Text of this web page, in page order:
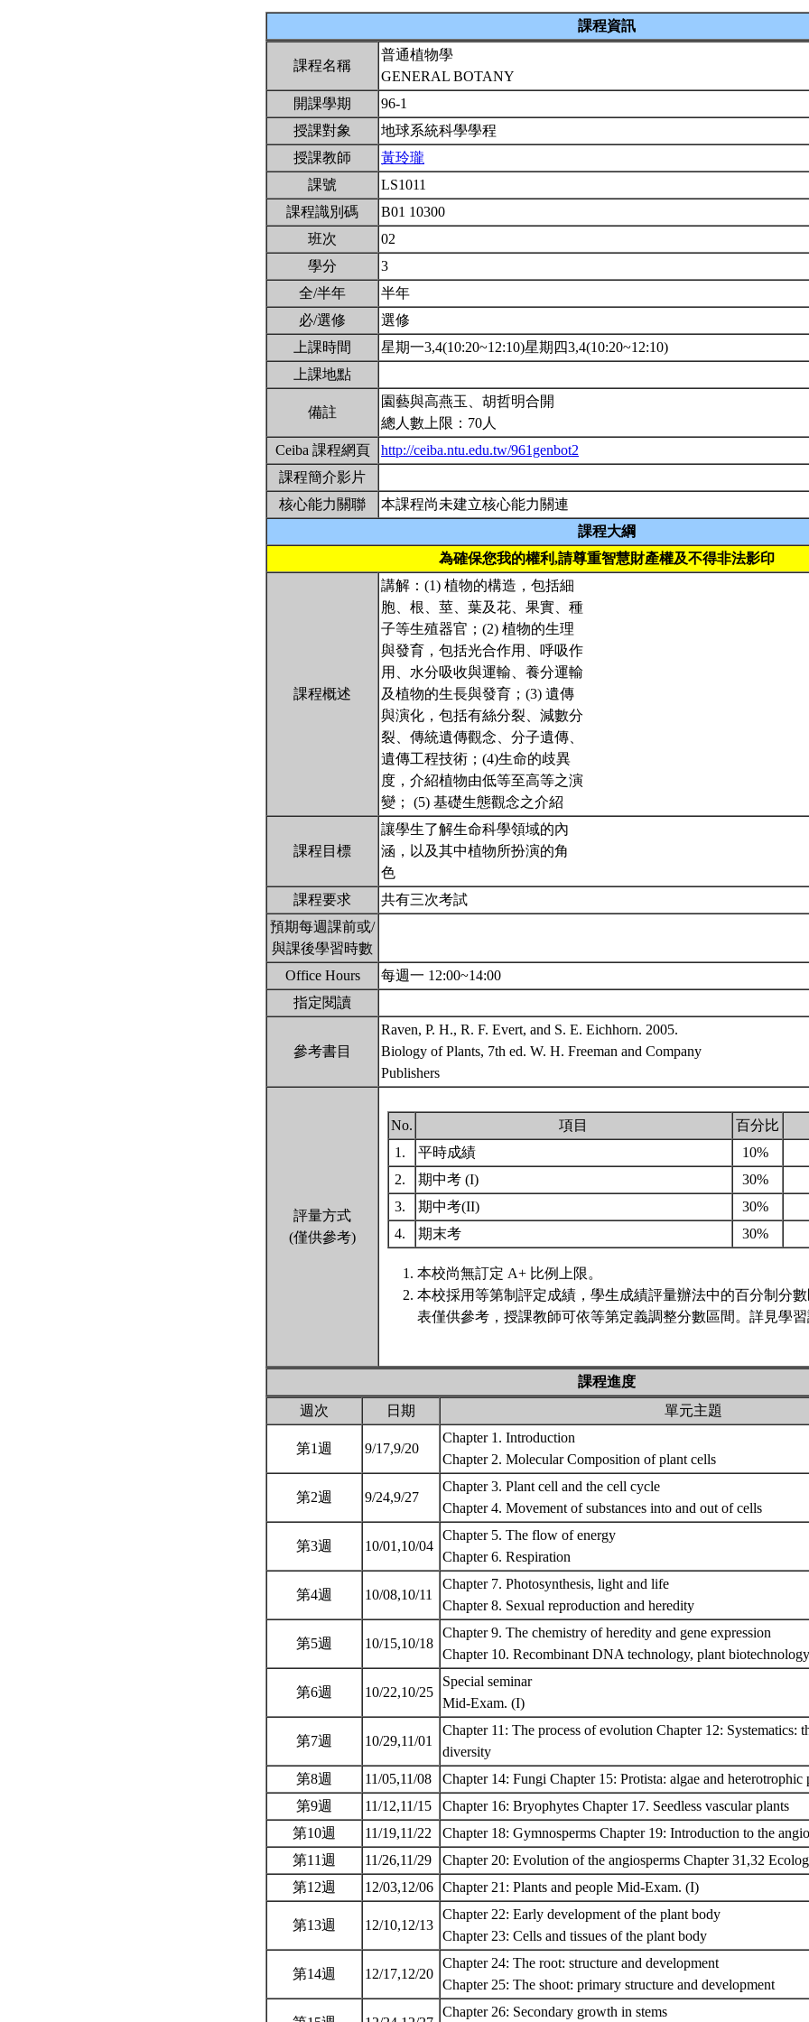
課程資訊
課程名稱
普通植物學
GENERAL BOTANY
開課學期
96-1
授課對象
地球系統科學學程
授課教師
黃玲瓏
課號
LS1011
課程識別碼
B01 10300
班次
02
學分
3
全/半年
半年
必/選修
選修
上課時間
星期一3,4(10:20~12:10)星期四3,4(10:20~12:10)
上課地點
備註
園藝與高燕玉、胡哲明合開
總人數上限：70人
Ceiba 課程網頁
http://ceiba.ntu.edu.tw/961genbot2
課程簡介影片
核心能力關聯
本課程尚未建立核心能力關連
課程大綱
為確保您我的權利,請尊重智慧財產權及不得非法影印
課程概述
講解：(1) 植物的構造，包括細
胞、根、莖、葉及花、果實、種
子等生殖器官；(2) 植物的生理
與發育，包括光合作用、呼吸作
用、水分吸收與運輸、養分運輸
及植物的生長與發育；(3) 遺傳
與演化，包括有絲分裂、減數分
裂、傳統遺傳觀念、分子遺傳、
遺傳工程技術；(4)生命的歧異
度，介紹植物由低等至高等之演
變； (5) 基礎生態觀念之介紹
課程目標
讓學生了解生命科學領域的內
涵，以及其中植物所扮演的角
色
課程要求
共有三次考試
預期每週課前或/
與課後學習時數
Office Hours
每週一 12:00~14:00
指定閱讀
參考書目
Raven, P. H., R. F. Evert, and S. E. Eichhorn. 2005.
Biology of Plants, 7th ed. W. H. Freeman and Company
Publishers
評量方式
(僅供參考)
No. 項目
百分比
1.
平時成績
10%
2.
期中考 (I)
30%
3.
期中考(II)
30%
4.
期末考 30%
本校尚無訂定 A+ 比例上限。
本校採用等第制評定成績，學生成績評量辦法中的百分制分
表僅供參考，授課教師可依等第定義調整分數區間。詳見學
課程進度
週次
日期 單元主題
第1週 9/17,9/20
Chapter 1. Introduction
Chapter 2. Molecular Composition of plant cells
第2週 9/24,9/27
Chapter 3. Plant cell and the cell cycle
Chapter 4. Movement of substances into and out of cells
第3週 10/01,10/04
Chapter 5. The flow of energy
Chapter 6. Respiration
第4週 10/08,10/11
Chapter 7. Photosynthesis, light and life
Chapter 8. Sexual reproduction and heredity
第5週 10/15,10/18
Chapter 9. The chemistry of heredity and gene expression
Chapter 10. Recombinant DNA technology, plant
第6週 10/22,10/25
Special seminar
Mid-Exam. (I)
第7週 10/29,11/01
Chapter 11: The process of evolution Chapter 12: Systematics:
diversity
第8週
11/05,11/08
Chapter 14: Fungi Chapter 15: Protista: algae and heterotrophic
第9週
11/12,11/15
Chapter 16: Bryophytes Chapter 17. Seedless vascular plants
第10週
11/19,11/22
Chapter 18: Gymnosperms Chapter 19: Introduction to the
第11週
11/26,11/29
Chapter 20: Evolution of the angiosperms Chapter 31,32
第12週
12/03,12/06 Chapter 21: Plants and people Mid-Exam. (I)
第13週 12/10,12/13
Chapter 22: Early development of the plant body
Chapter 23: Cells and tissues of the plant body
第14週 12/17,12/20
Chapter 24: The root: structure and development
Chapter 25: The shoot: primary structure and development
Chapter 26: Secondary growth in stems